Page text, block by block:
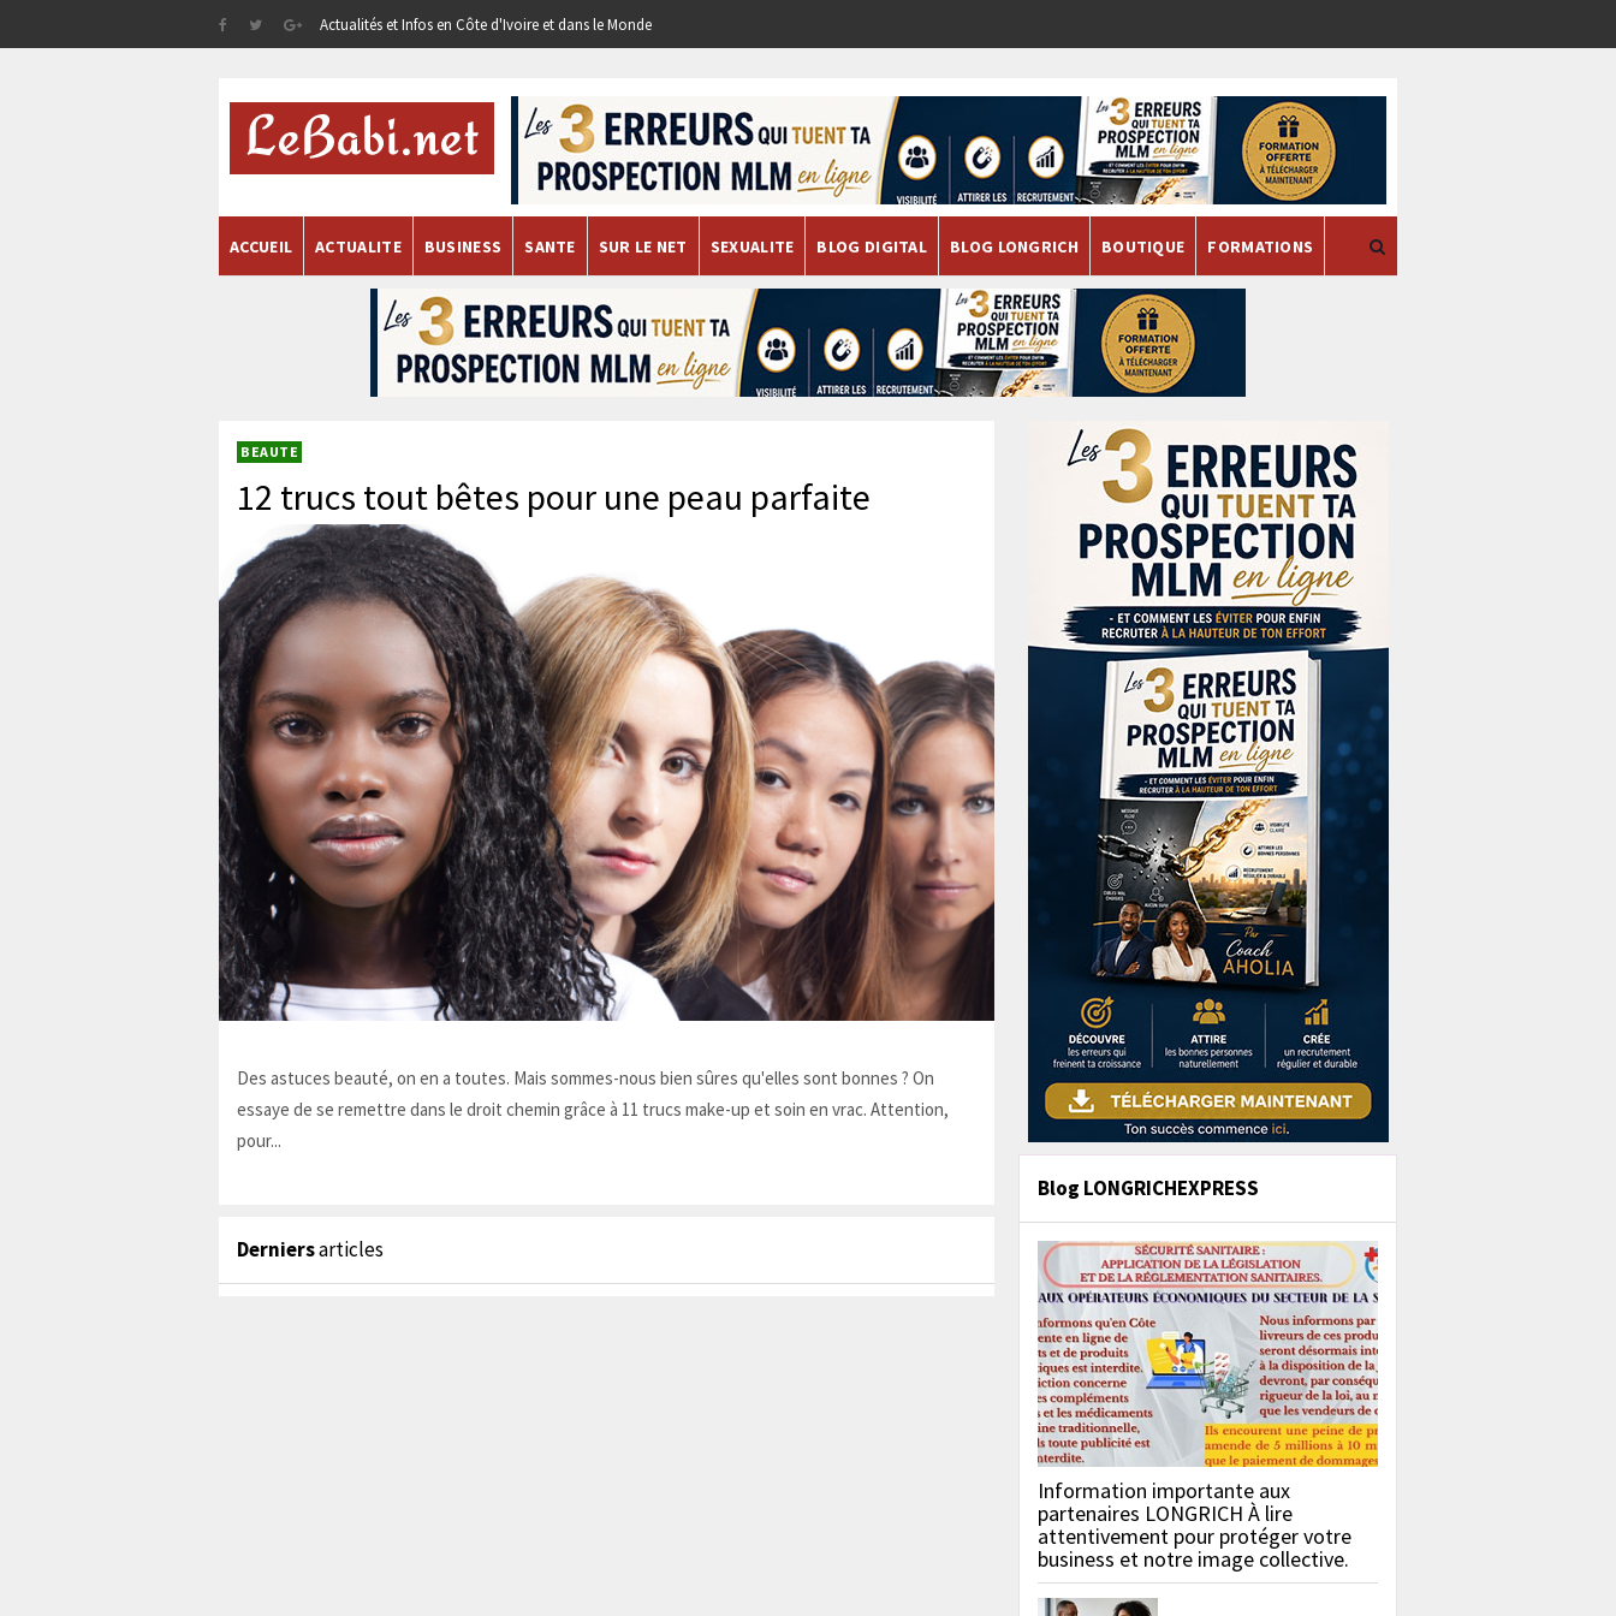
Actualités et Infos en Côte d'Ivoire et dans le Monde
ACCUEIL ACTUALITE BUSINESS SANTE SUR LE NET SEXUALITE BLOG DIGITAL BLOG LONGRICH BOUTIQUE FORMATIONS
BEAUTE
12 trucs tout bêtes pour une peau parfaite
Des astuces beauté, on en a toutes. Mais sommes-nous bien sûres qu'elles sont bonnes ? On
essaye de se remettre dans le droit chemin grâce à 11 trucs make-up et soin en vrac. Attention,
pour...
Derniersarticles
Blog LONGRICHEXPRESS
Information importante aux
partenaires LONGRICH À lire
attentivement pour protéger votre
business et notre image collective.